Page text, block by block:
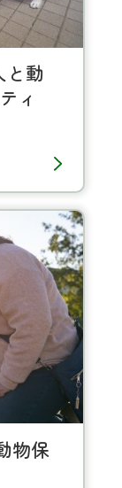
動
ィ
物保